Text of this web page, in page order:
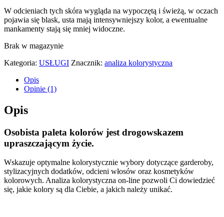
W odcieniach tych skóra wygląda na wypoczętą i świeżą, w oczach
pojawia się blask, usta mają intensywniejszy kolor, a ewentualne
mankamenty stają się mniej widoczne.
Brak w magazynie
Kategoria: USŁUGI Znacznik: analiza kolorystyczna
Opis
Opinie (1)
Opis
Osobista paleta kolorów jest drogowskazem
upraszczającym życie.
Wskazuje optymalne kolorystycznie wybory dotyczące garderoby,
stylizacyjnych dodatków, odcieni włosów oraz kosmetyków
kolorowych. Analiza kolorystyczna on-line pozwoli Ci dowiedzieć
się, jakie kolory są dla Ciebie, a jakich należy unikać.